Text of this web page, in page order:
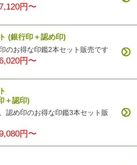
円〜
(銀行印＋認め印)
のお得な印鑑2本セット販売です
円〜
＋認印)
認め印のお得な印鑑3本セット販
円〜